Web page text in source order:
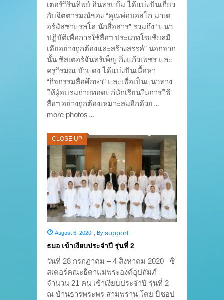
เตอร์วิรินทิพย์ อินทรแย้ม ได้แบ่งปันเกี่ยว
กับจิตตารมณ์ของ “คุณพ่อบอสโก มาเด
อร์มัสซาแรลโล นักสื่อสาร” รวมถึง “แนว
ปฏิบัติเพื่อการใช้สื่อฯ ประเภทโซเชียลมี
เดียอย่างถูกต้องและสร้างสรรค์” นอกจาก
นั้น ซิสเตอร์จันทร์เพ็ญ กิ่งแก้วเพชร และ
ครูวิรมณ บัวแดง ได้แบ่งปันเนื้อหา
“กิจกรรมสื่อศึกษา” และเพื่อเป็นแนวทาง
ให้ผู้อบรมถ่ายทอดแก่นักเรียนในการใช้
สื่อฯ อย่างถูกต้องเหมาะสมอีกด้วย…
more photos…
CLOSE UP
August 6, 2020 By support
ธมอ เข้าเงียบประจำปี รุ่นที่ 2
วันที่ 28 กรกฎาคม – 4 สิงหาคม 2020 ซิ
สเตอร์คณะธิดาแม่พระองค์อุปถัมภ์
จำนวน 21 คน เข้าเงียบประจำปี รุ่นที่ 2
ณ บ้านธารพระพร สามพราน โดย บิชอป